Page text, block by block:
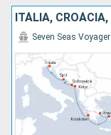
Seven Seas Voyager